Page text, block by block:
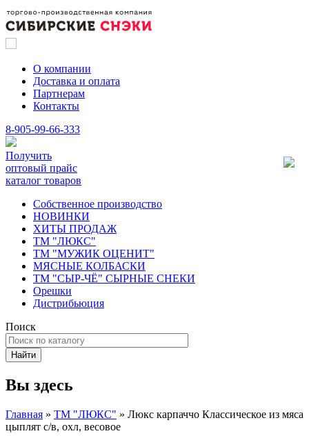
О компании
Доставка и оплата
Партнерам
Контакты
8-905-99-66-333
Получить
оптовый прайс
каталог товаров
Собственное производство
НОВИНКИ
ХИТЫ ПРОДАЖ
ТМ "ЛЮКС"
ТМ "МУЖИК ОЦЕНИТ"
МЯСНЫЕ КОЛБАСКИ
ТМ "СЫР-ЧЁ" СЫРНЫЕ СНЕКИ
Орешки
Дистрибьюция
Поиск
Вы здесь
Главная » ТМ "ЛЮКС" » Люкс карпаччо Классическое из мяса
цыплят с/в, охл, весовое